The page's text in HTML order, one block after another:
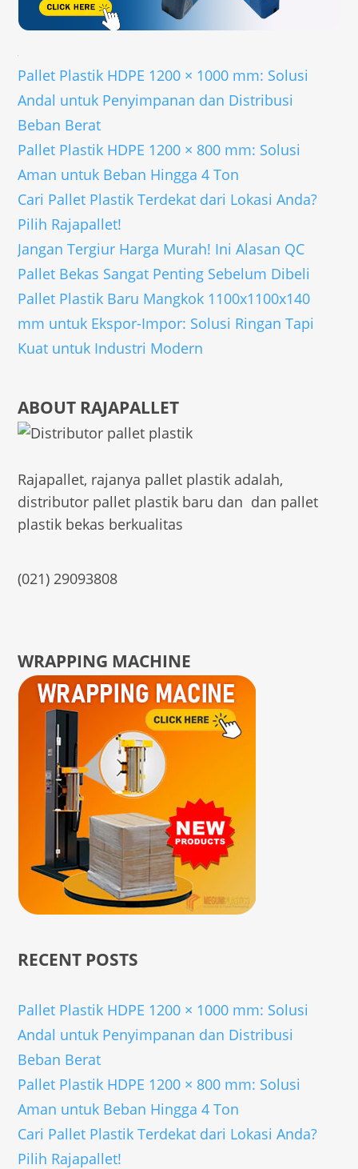
Pallet Plastik HDPE 1200 × 1000 mm: Solusi
Andal untuk Penyimpanan dan Distribusi
Beban Berat
Pallet Plastik HDPE 1200 × 800 mm: Solusi
Aman untuk Beban Hingga 4 Ton
Cari Pallet Plastik Terdekat dari Lokasi Anda?
Pilih Rajapallet!
Jangan Tergiur Harga Murah! Ini Alasan QC
Pallet Bekas Sangat Penting Sebelum Dibeli
Pallet Plastik Baru Mangkok 1100x1100x140
mm untuk Ekspor-Impor: Solusi Ringan Tapi
Kuat untuk Industri Modern
ABOUT RAJAPALLET
Rajapallet, rajanya pallet plastik adalah,
distributor pallet plastik baru dan dan pallet
plastik bekas berkualitas
(021) 29093808
WRAPPING MACHINE
RECENT POSTS
Pallet Plastik HDPE 1200 × 1000 mm: Solusi
Andal untuk Penyimpanan dan Distribusi
Beban Berat
Pallet Plastik HDPE 1200 × 800 mm: Solusi
Aman untuk Beban Hingga 4 Ton
Cari Pallet Plastik Terdekat dari Lokasi Anda?
Pilih Rajapallet!